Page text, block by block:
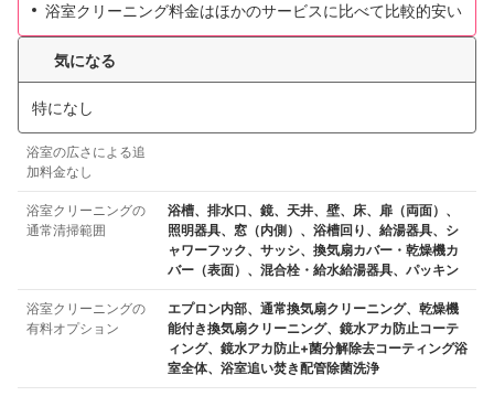
浴室クリーニング料金はほかのサービスに比べて比較的安い
気になる
特になし
浴室の広さによる追
加料金なし
浴室クリーニングの
通常清掃範囲
浴槽、排水口、鏡、天井、壁、床、扉（両面）、
照明器具、窓（内側）、浴槽回り、給湯器具、シ
ャワーフック、サッシ、換気扇カバー・乾燥機カ
バー（表面）、混合栓・給水給湯器具、パッキン
浴室クリーニングの
有料オプション
エプロン内部、通常換気扇クリーニング、乾燥機
能付き換気扇クリーニング、鏡水アカ防止コーテ
ィング、鏡水アカ防止+菌分解除去コーティング浴
室全体、浴室追い焚き配管除菌洗浄